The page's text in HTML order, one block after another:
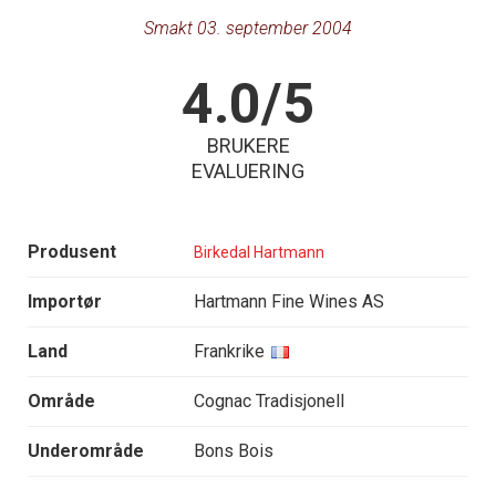
Smakt 03. september 2004
4.0/5
BRUKERE
EVALUERING
Produsent Birkedal Hartmann
Importør Hartmann Fine Wines AS
Land Frankrike
Område Cognac Tradisjonell
Underområde Bons Bois